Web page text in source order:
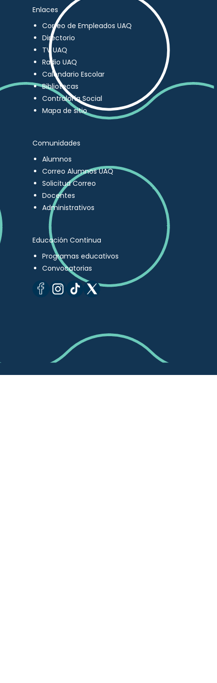
Enlaces
Correo de Empleados UAQ
Directorio
TV UAQ
Radio UAQ
Calendario Escolar
Bibliotecas
Contraloría Social
Mapa de sitio
Comunidades
Alumnos
Correo Alumnos UAQ
Solicitud Correo
Docentes
Administrativos
Educación Continua
Programas educativos
Convocatorias